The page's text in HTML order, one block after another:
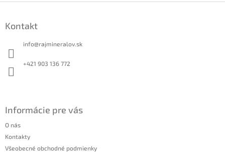
Kontakt
info@rajmineralov.sk
+421 903 136 772
Informácie pre vás
O nás
Kontakty
Všeobecné obchodné podmienky